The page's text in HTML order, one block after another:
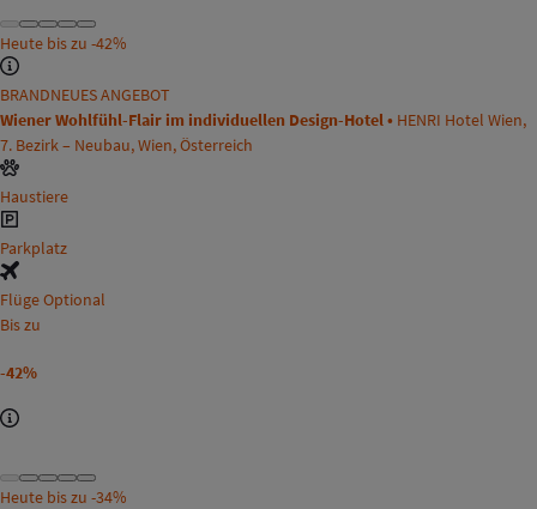
Heute bis zu -42%
BRANDNEUES ANGEBOT
Wiener Wohlfühl-Flair im individuellen Design-Hotel • HENRI Hotel Wien,
7. Bezirk – Neubau, Wien, Österreich
Haustiere
Parkplatz
Flüge Optional
Bis zu
-42%
Heute bis zu -34%